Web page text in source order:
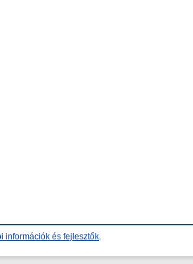
információk és fejlesztők